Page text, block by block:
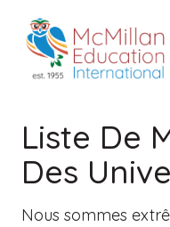
Liste De
Des
Nous sommes